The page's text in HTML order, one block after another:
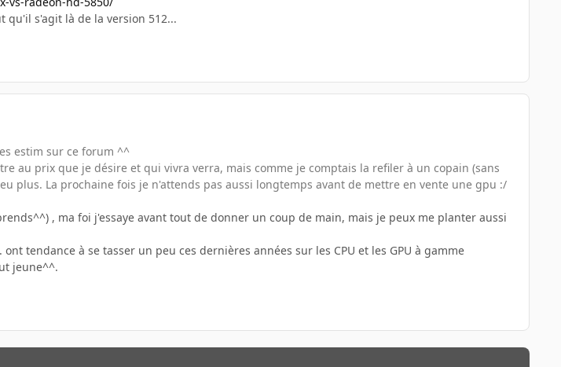
qu'il s'agit là de la version 512...
estim sur ce forum ^^
au prix que je désire et qui vivra verra, mais comme je comptais la refiler à un copain (sans
plus. La prochaine fois je n'attends pas aussi longtemps avant de mettre en vente une gpu :/
, ma foi j'essaye avant tout de donner un coup de main, mais je peux me planter aussi
tendance à se tasser un peu ces dernières années sur les CPU et les GPU à gamme
jeune^^.